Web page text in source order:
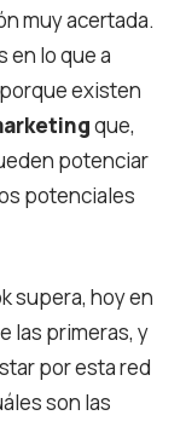
muy acertada.
en lo que a
existen
que,
potenciar
potenciales
supera, hoy en
las primeras, y
por esta red
son las